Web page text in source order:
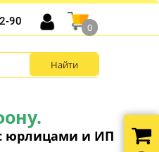
юрлицами и ИП
90
0